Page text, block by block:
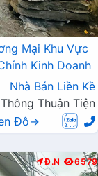
Mại Khu Vực
Kinh Doanh
Nhà Bán Liền Kề
Thuận Tiện
Đô→
Đ.N 6579